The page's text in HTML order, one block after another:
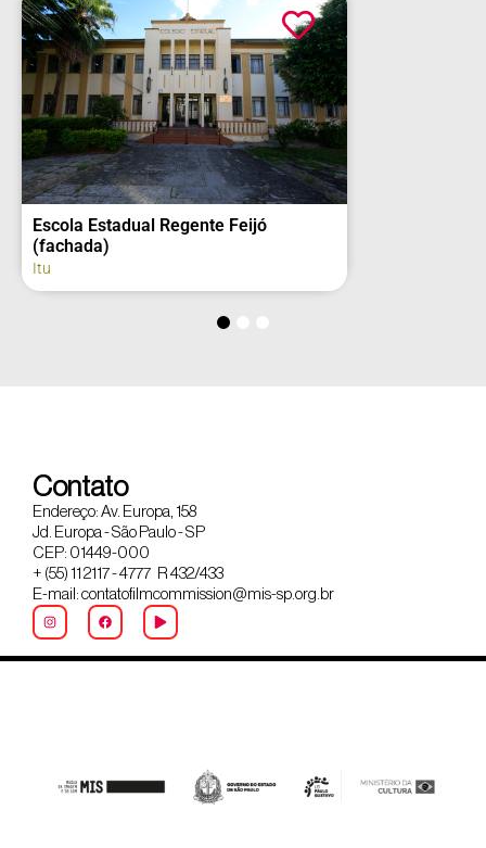
Escola Estadual Regente Feijó
(fachada)
Itu
Contato
Endereço: Av. Europa, 158
Jd. Europa - São Paulo - SP
CEP: 01449-000
+ (55) 11 2117 - 4777 R 432/433
E-mail: contatofilmcommission@mis-sp.org.br